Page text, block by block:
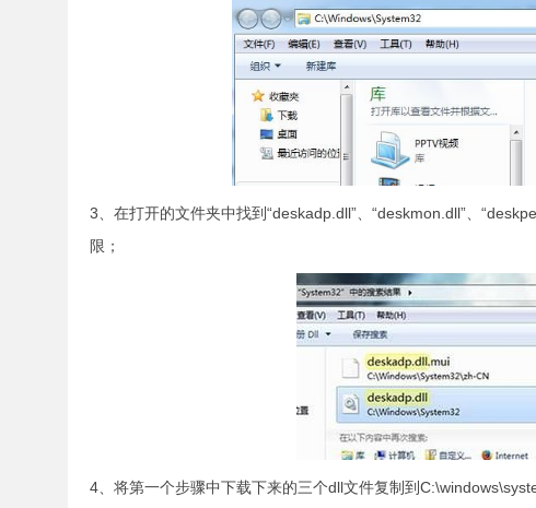
3、在打开的文件夹中找到“deskadp.dll”、“deskmon.dll”、
限；
4、将第一个步骤中下载下来的三个dll文件复制到